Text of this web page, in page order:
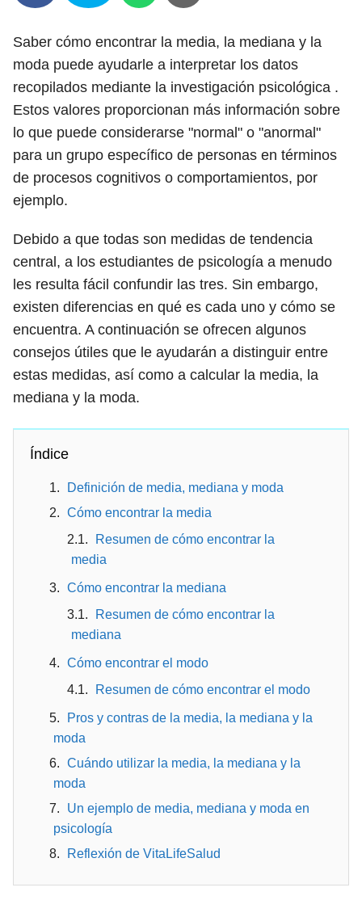
Saber cómo encontrar la media, la mediana y la
moda puede ayudarle a interpretar los datos
recopilados mediante la investigación psicológica .
Estos valores proporcionan más información sobre
lo que puede considerarse "normal" o "anormal"
para un grupo específico de personas en términos
de procesos cognitivos o comportamientos, por
ejemplo.
Debido a que todas son medidas de tendencia
central, a los estudiantes de psicología a menudo
les resulta fácil confundir las tres. Sin embargo,
existen diferencias en qué es cada uno y cómo se
encuentra. A continuación se ofrecen algunos
consejos útiles que le ayudarán a distinguir entre
estas medidas, así como a calcular la media, la
mediana y la moda.
Índice
Definición de media, mediana y moda
Cómo encontrar la media
Resumen de cómo encontrar la
media
Cómo encontrar la mediana
Resumen de cómo encontrar la
mediana
Cómo encontrar el modo
Resumen de cómo encontrar el modo
Pros y contras de la media, la mediana y la
moda
Cuándo utilizar la media, la mediana y la
moda
Un ejemplo de media, mediana y moda en
psicología
Reflexión de VitaLifeSalud